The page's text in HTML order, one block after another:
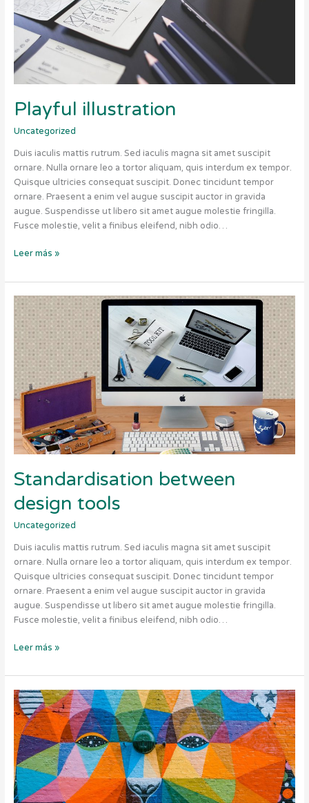
Playful illustration
Uncategorized
Duis iaculis mattis rutrum. Sed iaculis magna sit amet suscipit
ornare. Nulla ornare leo a tortor aliquam, quis interdum ex tempor.
Quisque ultricies consequat suscipit. Donec tincidunt tempor
ornare. Praesent a enim vel augue suscipit auctor in gravida
augue. Suspendisse ut libero sit amet augue molestie fringilla.
Fusce molestie, velit a finibus eleifend, nibh odio…
Leer más »
Standardisation between
design tools
Uncategorized
Duis iaculis mattis rutrum. Sed iaculis magna sit amet suscipit
ornare. Nulla ornare leo a tortor aliquam, quis interdum ex tempor.
Quisque ultricies consequat suscipit. Donec tincidunt tempor
ornare. Praesent a enim vel augue suscipit auctor in gravida
augue. Suspendisse ut libero sit amet augue molestie fringilla.
Fusce molestie, velit a finibus eleifend, nibh odio…
Standardisation
between
design
tools
Leer más »
More
adventurous
colours